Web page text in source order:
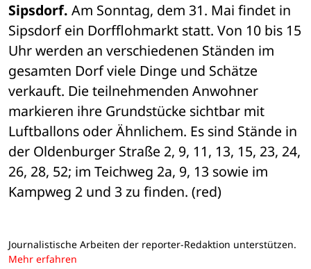
Sipsdorf. Am Sonntag, dem 31. Mai findet in
Sipsdorf ein Dorfflohmarkt statt. Von 10 bis 15
Uhr werden an verschiedenen Ständen im
gesamten Dorf viele Dinge und Schätze
verkauft. Die teilnehmenden Anwohner
markieren ihre Grundstücke sichtbar mit
Luftballons oder Ähnlichem. Es sind Stände in
der Oldenburger Straße 2, 9, 11, 13, 15, 23, 24,
26, 28, 52; im Teichweg 2a, 9, 13 sowie im
Kampweg 2 und 3 zu finden. (red)
Journalistische Arbeiten der reporter-Redaktion unterstützen.
Mehr erfahren